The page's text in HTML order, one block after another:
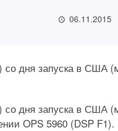
06.11.2015
со дня запуска в США
со дня запуска в США
OPS 5960 (DSP F1).